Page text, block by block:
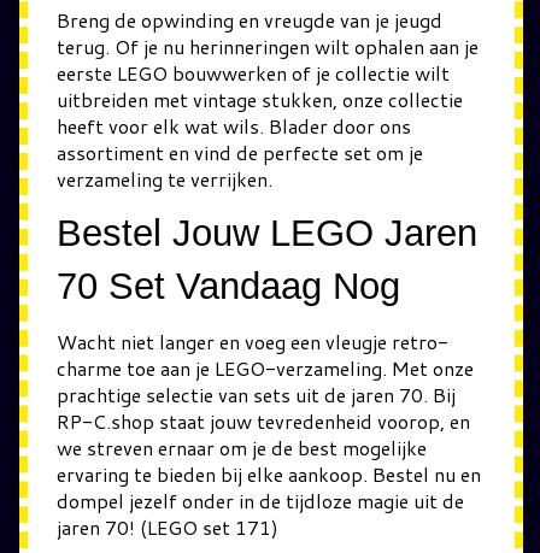
Breng de opwinding en vreugde van je jeugd
terug. Of je nu herinneringen wilt ophalen aan je
eerste LEGO bouwwerken of je collectie wilt
uitbreiden met vintage stukken, onze collectie
heeft voor elk wat wils. Blader door ons
assortiment en vind de perfecte set om je
verzameling te verrijken.
Bestel Jouw LEGO Jaren
70 Set Vandaag Nog
Wacht niet langer en voeg een vleugje retro-
charme toe aan je LEGO-verzameling. Met onze
prachtige selectie van sets uit de jaren 70. Bij
RP-C.shop staat jouw tevredenheid voorop, en
we streven ernaar om je de best mogelijke
ervaring te bieden bij elke aankoop. Bestel nu en
dompel jezelf onder in de tijdloze magie uit de
jaren 70! (LEGO set 171)